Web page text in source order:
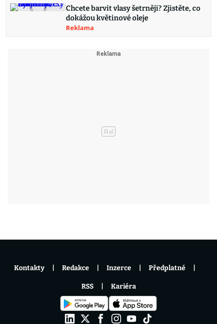
Chcete barvit vlasy šetrněji? Zjistěte, co
dokážou květinové oleje
Reklama
Kontakty Redakce Inzerce Předplatné
RSS Kariéra